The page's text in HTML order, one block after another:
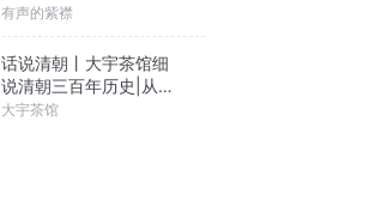
有声的紫襟
话说清朝丨大宇茶馆细
说清朝三百年历史|从努
尔哈赤到末代皇帝溥仪|
大宇茶馆